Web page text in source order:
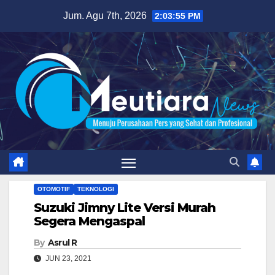
content
Jum. Agu 7th, 2026 2:03:56 PM
OTOMOTIF TEKNOLOGI
Suzuki Jimny Lite Versi Murah
Segera Mengaspal
By Asrul R
JUN 23, 2021